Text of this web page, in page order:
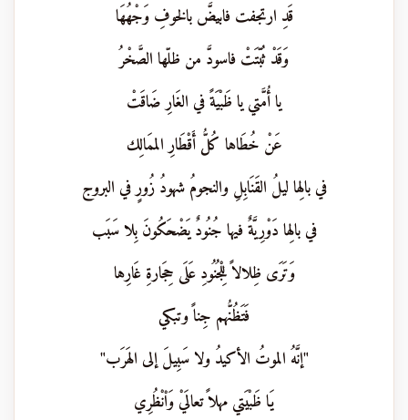
قَدِ ارتجفت فابيضَّ بالخوفِ وَجْهُهَا
وَقَدْ ثُبّتَتْ فاسودَّ من ظلّها الصَّخْرُ
يا أُمَّتي يا ظَبْيَةً في الغَارِ ضَاقَتْ
عَنْ خُطَاها كُلُّ أَقْطَارِ الممَالِك
في بالِها ليلُ القَنَابِلِ والنجومُ شهودُ زُورٍ في البروج
في بالِها دَوْرِيَّةٌ فيها جُنُودٌ يَضْحَكُونَ بِلا سَبَب
وَتَرَى ظِلالاً لِلْجُنُودِ عَلَى حِجَارةِ غَارِها
فَتَظُنُّهم جِناً وتبكي
"إنَّهُ الموتُ الأكيدُ ولا سَبِيلَ إلى الهَرَب"
يَا ظَبْيَتي مهلاً تعالَيْ وَاْنْظُرِي